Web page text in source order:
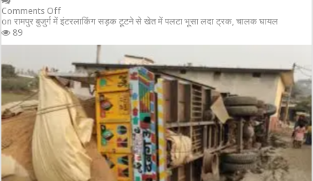
Comments Off
on रामपुर बुजुर्ग में इंटरलाकिंग सड़क टूटने से खेत में पलटा भूसा लदा ट्रक, चालक घायल
89